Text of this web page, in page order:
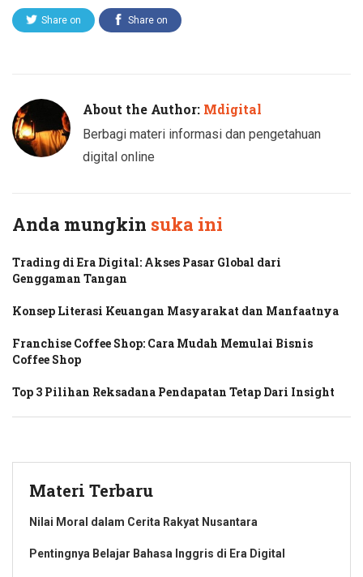
Share on Share on
About the Author: Mdigital
Berbagi materi informasi dan pengetahuan
digital online
Anda mungkin suka ini
Trading di Era Digital: Akses Pasar Global dari
Genggaman Tangan
Konsep Literasi Keuangan Masyarakat dan Manfaatnya
Franchise Coffee Shop: Cara Mudah Memulai Bisnis
Coffee Shop
Top 3 Pilihan Reksadana Pendapatan Tetap Dari Insight
Materi Terbaru
Nilai Moral dalam Cerita Rakyat Nusantara
Pentingnya Belajar Bahasa Inggris di Era Digital